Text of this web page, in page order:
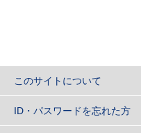
このサイトについて
ID・パスワードを忘れた方